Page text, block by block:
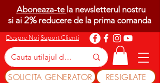
Despre Noi Suport Clienti
SOLICITA GENERATOR RESIGILATE
Aboneaza-te la newsletterul nostru
si ai 2%reducere de la prima comanda